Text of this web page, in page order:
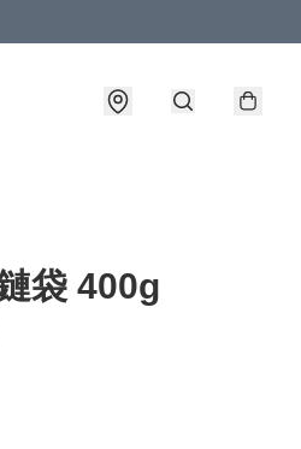
袋 400g